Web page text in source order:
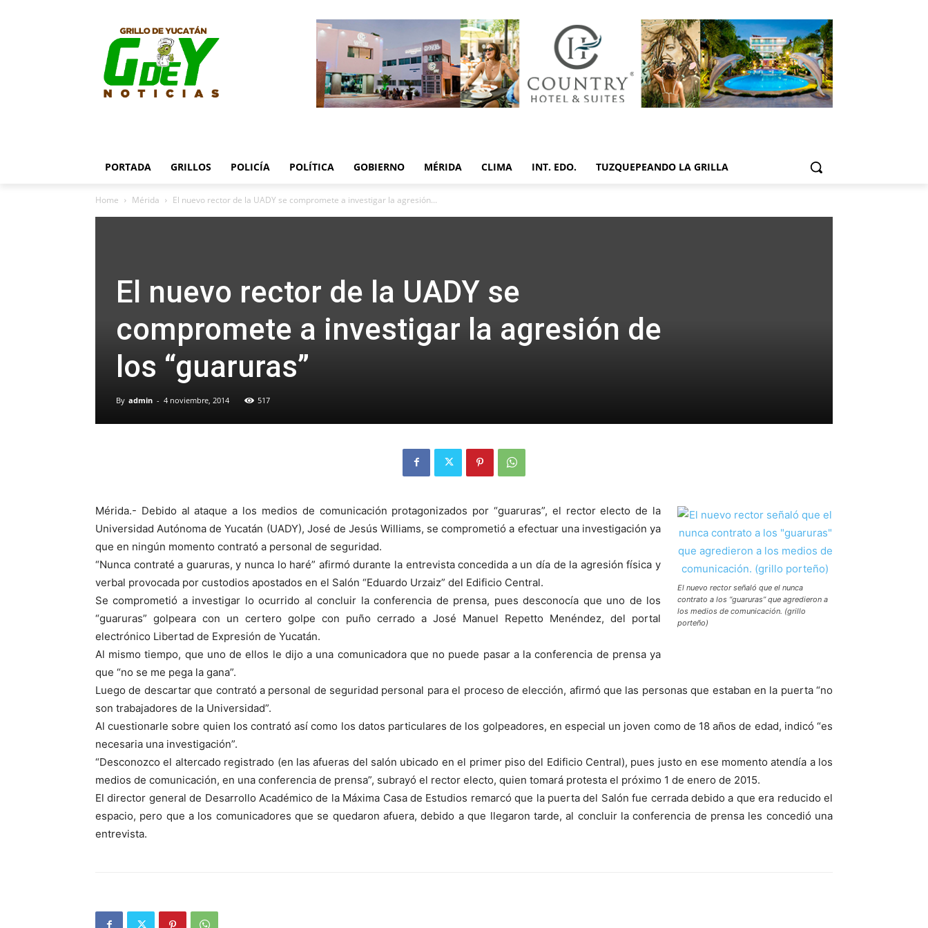
PORTADA GRILLOS POLICÍA POLÍTICA GOBIERNO MÉRIDA CLIMA INT. EDO. TUZQUEPEANDO LA GRILLA
Home Mérida El nuevo rector de la UADY se compromete a investigar la agresión...
El nuevo rector de la UADY se
compromete a investigar la agresión de
los “guaruras”
By admin - 4 noviembre, 2014 517
El nuevo rector señaló que el nunca
contrato a los “guaruras” que agredieron a
los medios de comunicación. (grillo
porteño)
Mérida.- Debido al ataque a los medios de comunicación protagonizados por “guaruras”, el rector electo de la
Universidad Autónoma de Yucatán (UADY), José de Jesús Williams, se comprometió a efectuar una investigación ya
que en ningún momento contrató a personal de seguridad.
“Nunca contraté a guaruras, y nunca lo haré” afirmó durante la entrevista concedida a un día de la agresión física y
verbal provocada por custodios apostados en el Salón “Eduardo Urzaiz” del Edificio Central.
Se comprometió a investigar lo ocurrido al concluir la conferencia de prensa, pues desconocía que uno de los
“guaruras” golpeara con un certero golpe con puño cerrado a José Manuel Repetto Menéndez, del portal
electrónico Libertad de Expresión de Yucatán.
Al mismo tiempo, que uno de ellos le dijo a una comunicadora que no puede pasar a la conferencia de prensa ya
que “no se me pega la gana”.
Luego de descartar que contrató a personal de seguridad personal para el proceso de elección, afirmó que las personas que estaban en la puerta “no
son trabajadores de la Universidad”.
Al cuestionarle sobre quien los contrató así como los datos particulares de los golpeadores, en especial un joven como de 18 años de edad, indicó “es
necesaria una investigación”.
“Desconozco el altercado registrado (en las afueras del salón ubicado en el primer piso del Edificio Central), pues justo en ese momento atendía a los
medios de comunicación, en una conferencia de prensa”, subrayó el rector electo, quien tomará protesta el próximo 1 de enero de 2015.
El director general de Desarrollo Académico de la Máxima Casa de Estudios remarcó que la puerta del Salón fue cerrada debido a que era reducido el
espacio, pero que a los comunicadores que se quedaron afuera, debido a que llegaron tarde, al concluir la conferencia de prensa les concedió una
entrevista.